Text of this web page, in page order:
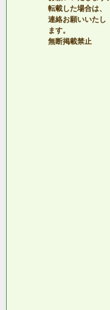
転載した場合は、
連絡お願いいたし
ます。
無断掲載禁止